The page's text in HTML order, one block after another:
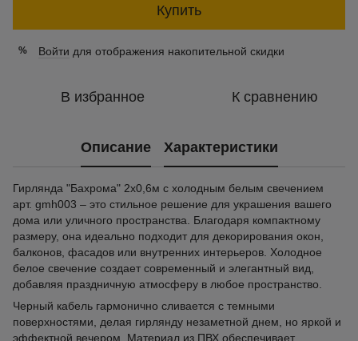
Купить
% Войти для отображения накопительной скидки
В избранное К сравнению
Описание Характеристики
Гирлянда "Бахрома" 2x0,6м с холодным белым свечением
арт. gmh003 – это стильное решение для украшения вашего
дома или уличного пространства. Благодаря компактному
размеру, она идеально подходит для декорирования окон,
балконов, фасадов или внутренних интерьеров. Холодное
белое свечение создает современный и элегантный вид,
добавляя праздничную атмосферу в любое пространство.
Черный кабель гармонично сливается с темными
поверхностями, делая гирлянду незаметной днем, но яркой и
эффектной вечером. Материал из ПВХ обеспечивает